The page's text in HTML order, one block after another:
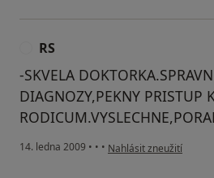
RS
-SKVELA
DIAGNOZY,PEKNY PRISTUP
14. ledna 2009 • • • podle názoru uživatele
Nahlásit zneužití